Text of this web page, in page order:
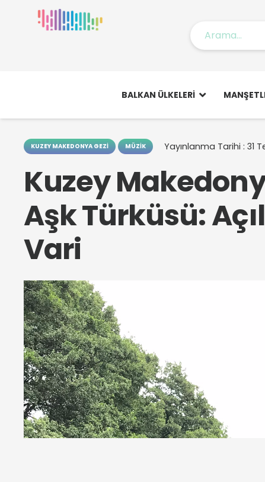
BALKAN ÜLKELERI
KUZEY MAKEDONYA GEZI MÜZIK Yayınlanma Tarihi :31
Kuzey
Aşk Türküsü:
Vari